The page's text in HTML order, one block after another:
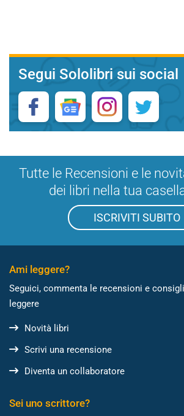
Segui Sololibri sui social
Tutte le Recensioni e le
dei libri nella tua
ISCRIVITI SUBITO
Ami leggere?
Seguici, commenta le recensioni e
leggere
Novità libri
Scrivi una recensione
Diventa un collaboratore
Sei uno scrittore?